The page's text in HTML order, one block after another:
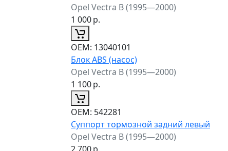
Opel Vectra B (1995—2000)
1 000р.
ОЕМ: 13040101
Блок ABS (насос)
Opel Vectra B (1995—2000)
1 100р.
ОЕМ: 542281
Суппорт тормозной задний левый
Opel Vectra B (1995—2000)